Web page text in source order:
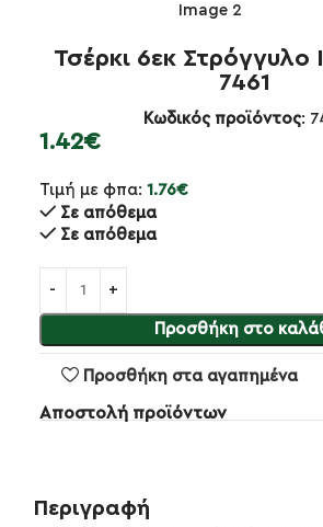
Τσέρκι 6εκ Στρόγγυλο
7461
Κωδικός προϊόντος:
1.42€
Τιμή με φπα: 1.76€
Σε απόθεμα
Σε απόθεμα
Προσθήκη στο
Προσθήκη στα αγαπημένα
Αποστολή προϊόντων
Περιγραφή